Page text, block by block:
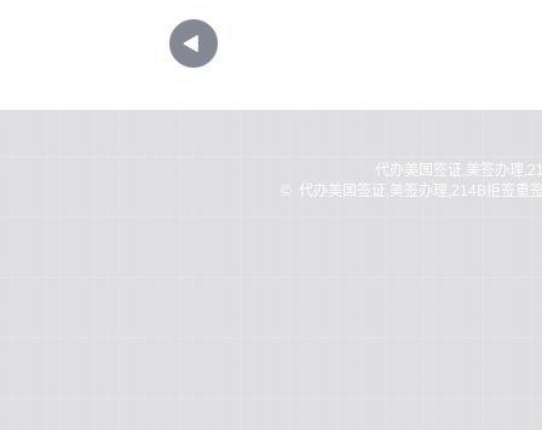
代办美国签证,美签办理
代办美国签证,美签办理,214B拒签重